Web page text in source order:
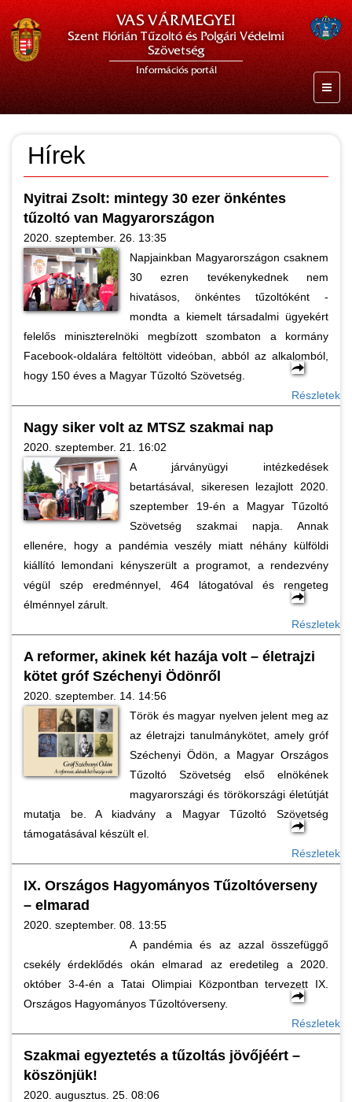
VAS VÁRMEGYEI
Szent Flórián Tűzoltó és Polgári Védelmi
Szövetség
Információs portál
Hírek
Nyitrai Zsolt: mintegy 30 ezer önkéntes
tűzoltó van Magyarországon
2020. szeptember. 26. 13:35
Napjainkban Magyarországon csaknem
30 ezren tevékenykednek nem
hivatásos, önkéntes tűzoltóként -
mondta a kiemelt társadalmi ügyekért
felelős miniszterelnöki megbízott szombaton a kormány
Facebook-oldalára feltöltött videóban, abból az alkalomból,
hogy 150 éves a Magyar Tűzoltó Szövetség.
Részletek
Nagy siker volt az MTSZ szakmai nap
2020. szeptember. 21. 16:02
A járványügyi intézkedések
betartásával, sikeresen lezajlott 2020.
szeptember 19-én a Magyar Tűzoltó
Szövetség szakmai napja. Annak
ellenére, hogy a pandémia veszély miatt néhány külföldi
kiállító lemondani kényszerült a programot, a rendezvény
végül szép eredménnyel, 464 látogatóval és rengeteg
élménnyel zárult.
Részletek
A reformer, akinek két hazája volt – életrajzi
kötet gróf Széchenyi Ödönről
2020. szeptember. 14. 14:56
Török és magyar nyelven jelent meg az
az életrajzi tanulmánykötet, amely gróf
Széchenyi Ödön, a Magyar Országos
Tűzoltó Szövetség első elnökének
magyarországi és törökországi életútját
mutatja be. A kiadvány a Magyar Tűzoltó Szövetség
támogatásával készült el.
Részletek
IX. Országos Hagyományos Tűzoltóverseny
– elmarad
2020. szeptember. 08. 13:55
A pandémia és az azzal összefüggő
csekély érdeklődés okán elmarad az eredetileg a 2020.
október 3-4-én a Tatai Olimpiai Központban tervezett IX.
Országos Hagyományos Tűzoltóverseny.
Részletek
Szakmai egyeztetés a tűzoltás jövőjéért –
köszönjük!
2020. augusztus. 25. 08:06